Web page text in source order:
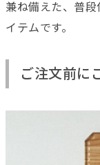
兼ね備えた、普
イテムです。
ご注文前に